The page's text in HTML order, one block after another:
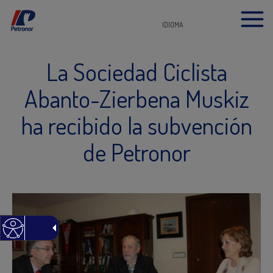
IDIOMA
La Sociedad Ciclista
Abanto-Zierbena Muskiz
ha recibido la subvención
de Petronor